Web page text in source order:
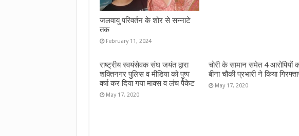
जलवायु परिवर्तन के शोर से सन्नाटे
तक
February 11, 2024
राष्ट्रीय स्वयंसेवक संघ जयंत द्वारा
शक्तिनगर पुलिस व मीडिया को पुष्प
वर्षा कर दिया गया माक्स व लंच पैकेट
May 17, 2020
चोरी के सामान समेत 4 आरोपियों
बीना चौकी प्रभारी ने किया
May 17, 2020